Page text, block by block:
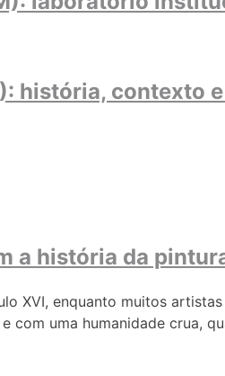
história, contexto
a história da
XVI, enquanto muitos
uma humanidade crua,